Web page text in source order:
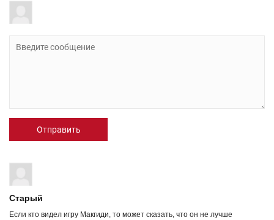
Отправить
Старый
Если кто видел игру Макгиди, то может сказать, что он не лучше